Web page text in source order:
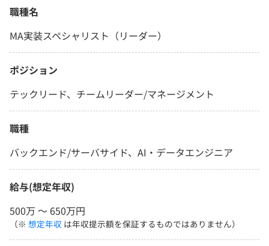
職種名
MA実装スペシャリスト（リーダー）
ポジション
テックリード、チームリーダー/マネージメント
職種
バックエンド/サーバサイド、AI・データエンジニア
給与(想定年収)
500万 〜 650万円
（※ 想定年収 は年収提示額を保証するものではありません）